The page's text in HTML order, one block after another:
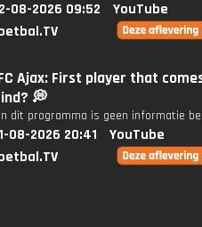
08-2026 09:52
YouTube
Ajax: First player that
💭
dit programma is geen informatie
08-2026 20:41
YouTube